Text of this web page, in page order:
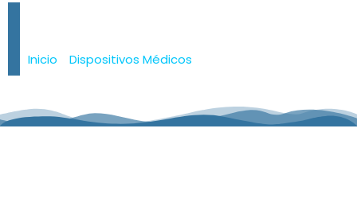
Littmann
Inicio Dispositivos Médicos